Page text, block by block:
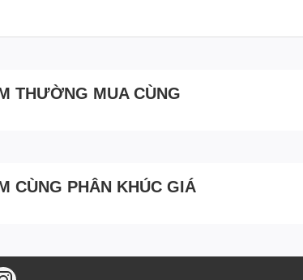
riêng biệt, tránh va đập.
trình sử dụng, Tân Á Đại Thành luôn hỗ trợ mọi
THƯỜNG MUA CÙNG
CÙNG PHÂN KHÚC GIÁ